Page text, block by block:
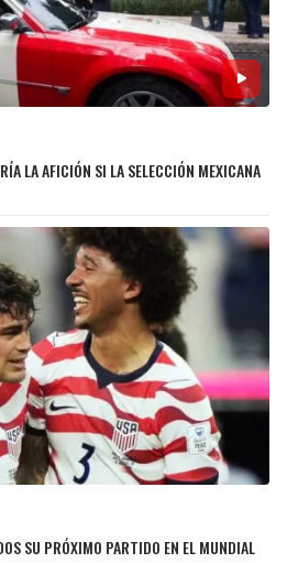
LA AFICIÓN SI LA SELECCIÓN MEXICANA
SU PRÓXIMO PARTIDO EN EL MUNDIAL